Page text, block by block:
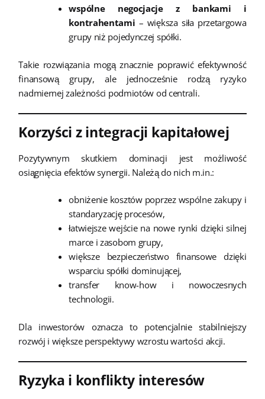
wspólne negocjacje z bankami i
kontrahentami – większa siła przetargowa
grupy niż pojedynczej spółki.
Takie rozwiązania mogą znacznie poprawić efektywność
finansową grupy, ale jednocześnie rodzą ryzyko
nadmiernej zależności podmiotów od centrali.
Korzyści z integracji kapitałowej
Pozytywnym skutkiem dominacji jest możliwość
osiągnięcia efektów synergii. Należą do nich m.in.:
obniżenie kosztów poprzez wspólne zakupy i
standaryzację procesów,
łatwiejsze wejście na nowe rynki dzięki silnej
marce i zasobom grupy,
większe bezpieczeństwo finansowe dzięki
wsparciu spółki dominującej,
transfer know-how i nowoczesnych
technologii.
Dla inwestorów oznacza to potencjalnie stabilniejszy
rozwój i większe perspektywy wzrostu wartości akcji.
Ryzyka i konflikty interesów